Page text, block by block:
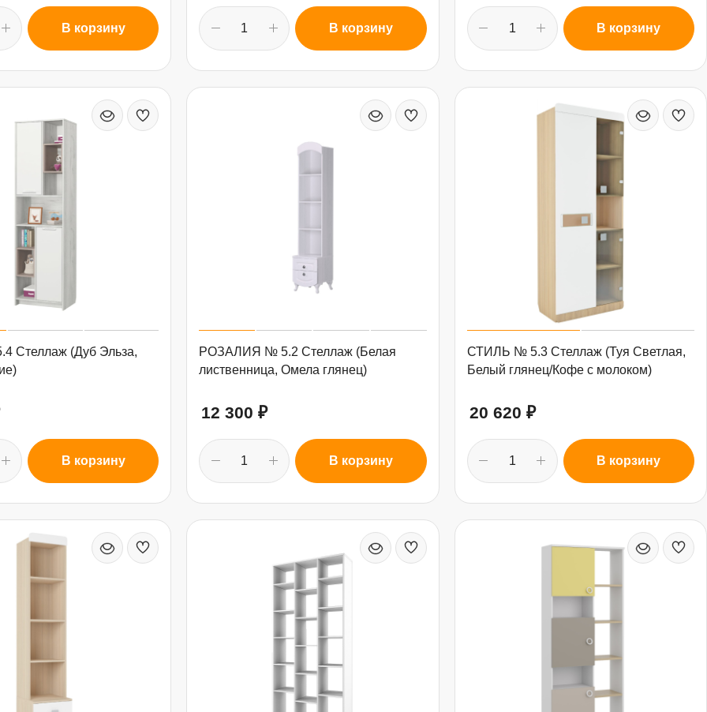
В корзину В корзину В корзину
Стеллаж (Дуб Эльза,
В корзину
РОЗАЛИЯ № 5.2 Стеллаж (Белая
лиственница, Омела глянец)
12 300 ₽
В корзину
СТИЛЬ № 5.3 Стеллаж (Туя Светлая,
Белый глянец/Кофе с молоком)
20 620 ₽
В корзину